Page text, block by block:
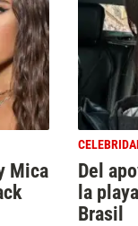
Mica
Del
la
Brasil